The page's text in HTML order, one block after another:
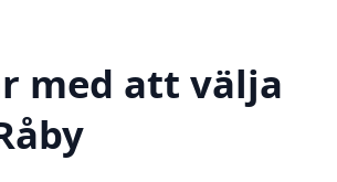
med att välja